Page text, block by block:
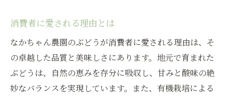
消費者に愛される理由とは
なかちゃん農園のぶどうが消費者に愛される理由は、そ
の卓越した品質と美味しさにあります。地元で育まれた
ぶどうは、自然の恵みを存分に吸収し、甘みと酸味の絶
妙なバランスを実現しています。また、有機栽培による